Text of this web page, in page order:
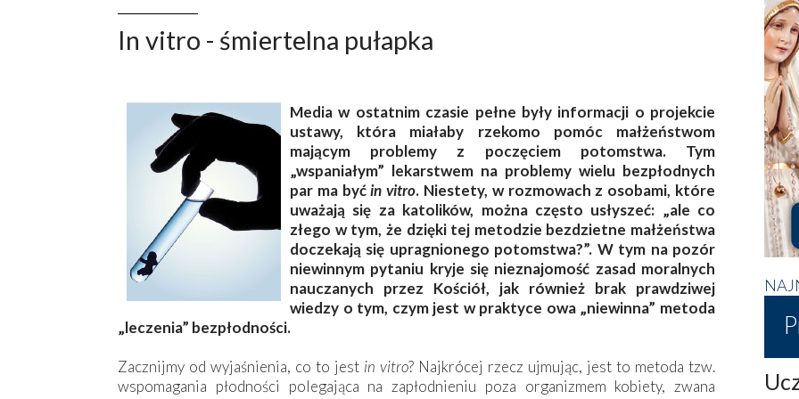
In vitro - śmiertelna pułapka
Media w ostatnim czasie pełne były informacji o projekcie
ustawy, która miałaby rzekomo pomóc małżeństwom
mającym problemy z poczęciem potomstwa. Tym
„wspaniałym” lekarstwem na problemy wielu bezpłodnych
par ma byćin vitro. Niestety, w rozmowach z osobami, które
uważają się za katolików, można często usłyszeć: „ale co
złego w tym, że dzięki tej metodzie bezdzietne małżeństwa
doczekają się upragnionego potomstwa?”. W tym na pozór
niewinnym pytaniu kryje się nieznajomość zasad moralnych
nauczanych przez Kościół, jak również brak prawdziwej
wiedzy o tym, czym jest w praktyce owa „niewinna” metoda
„leczenia” bezpłodności.
Zacznijmy od wyjaśnienia, co to jest in vitro? Najkrócej rzecz ujmując, jest to metoda tzw.
wspomagania płodności polegająca na zapłodnieniu poza organizmem kobiety, zwana